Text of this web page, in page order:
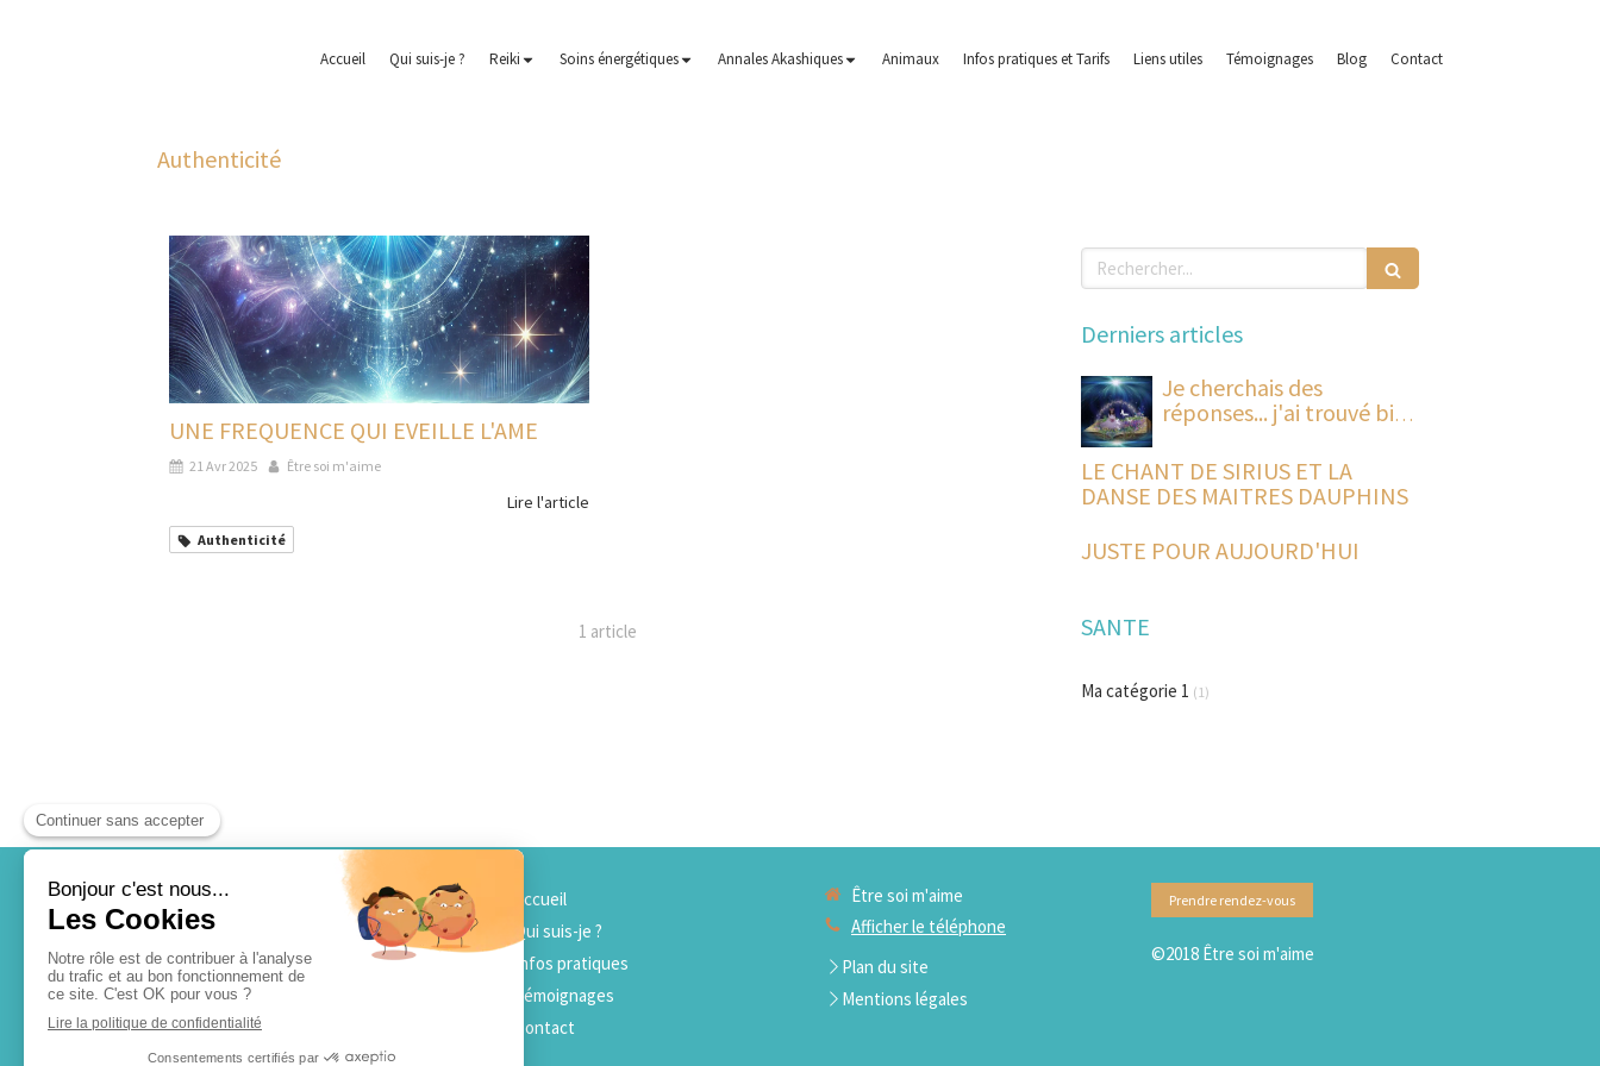
Accueil Qui suis-je ? Reiki Soins énergétiques Annales Akashiques Animaux Infos pratiques et Tarifs Liens utiles Témoignages Blog Contact
Authenticité
UNE FREQUENCE QUI EVEILLE L'AME
21 Avr 2025 Être soi m'aime
Lire l'article
Authenticité
1 article
Rechercher
Derniers articles
Je cherchais des
réponses... j'ai trouvé bien
LE CHANT DE SIRIUS ET LA
DANSE DES MAITRES DAUPHINS
JUSTE POUR AUJOURD'HUI
SANTE
Ma catégorie 1 (1)
Accueil
Qui suis-je ?
Infos pratiques
Témoignages
Contact
Être soi m'aime
Afficher le téléphone
Plan du site
Mentions légales
Prendre rendez-vous
©2018 Être soi m'aime